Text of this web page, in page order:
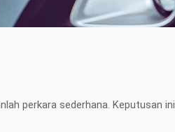
perkara sederhana. Keputusan